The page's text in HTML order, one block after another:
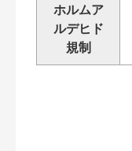
ホルムア
ルデヒド
規制